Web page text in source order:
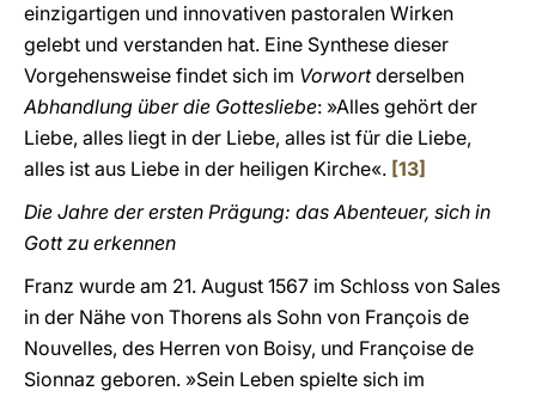
einzigartigen und innovativen pastoralen Wirken
gelebt und verstanden hat. Eine Synthese dieser
Vorgehensweise findet sich im Vorwortderselben
Abhandlung über die Gottesliebe: »Alles gehört der
Liebe, alles liegt in der Liebe, alles ist für die Liebe,
alles ist aus Liebe in der heiligen Kirche«. [13]
Die Jahre der ersten Prägung: das Abenteuer, sich in
Gott zu erkennen
Franz wurde am 21. August 1567 im Schloss von Sales
in der Nähe von Thorens als Sohn von François de
Nouvelles, des Herren von Boisy, und Françoise de
Sionnaz geboren. »Sein Leben spielte sich im